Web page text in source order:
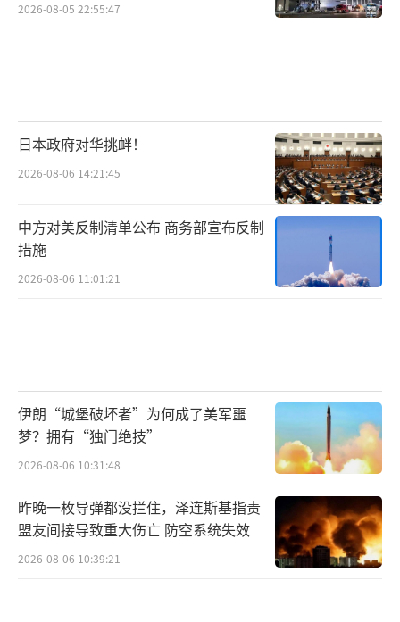
2026-08-05 22:55:47
日本政府对华挑衅！
2026-08-06 14:21:45
中方对美反制清单公布 商务部宣布反制
措施
2026-08-06 11:01:21
伊朗“城堡破坏者”为何成了美军噩
梦？拥有“独门绝技”
2026-08-06 10:31:48
昨晚一枚导弹都没拦住，泽连斯基指责
盟友间接导致重大伤亡 防空系统失效
2026-08-06 10:39:21